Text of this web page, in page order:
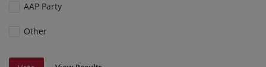
AAP Party
Other